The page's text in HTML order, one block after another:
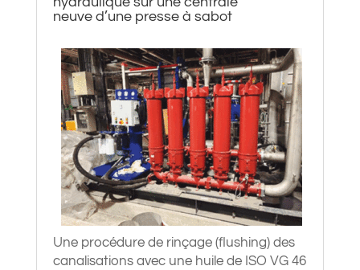
neuve d’une presse à sabot
Une procédure de rinçage (flushing) des
canalisations avec une huile de ISO VG 46